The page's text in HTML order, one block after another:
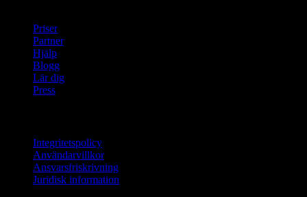
Priser
Partner
Hjälp
Blogg
Lär dig
Press
Integritetspolicy
Användarvillkor
Ansvarsfriskrivning
Juridisk information